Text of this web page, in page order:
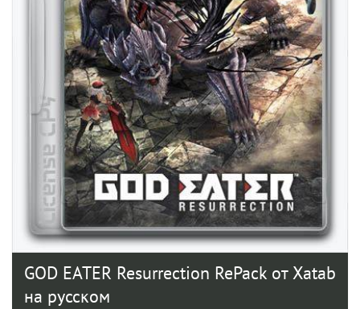
GOD EATER Resurrection RePack от Xatab
на русском